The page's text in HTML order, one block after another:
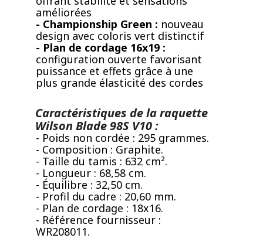
améliorées
- Championship Green : nouveau
design avec coloris vert distinctif
- Plan de cordage 16x19 :
configuration ouverte favorisant
puissance et effets grâce à une
plus grande élasticité des cordes
Caractéristiques de la raquette
Wilson Blade 98S V10 :
- Poids non cordée : 295 grammes.
- Composition : Graphite.
- Taille du tamis : 632 cm².
- Longueur : 68,58 cm.
- Équilibre : 32,50 cm.
- Profil du cadre : 20,60 mm.
- Plan de cordage : 18x16.
- Référence fournisseur :
WR208011.